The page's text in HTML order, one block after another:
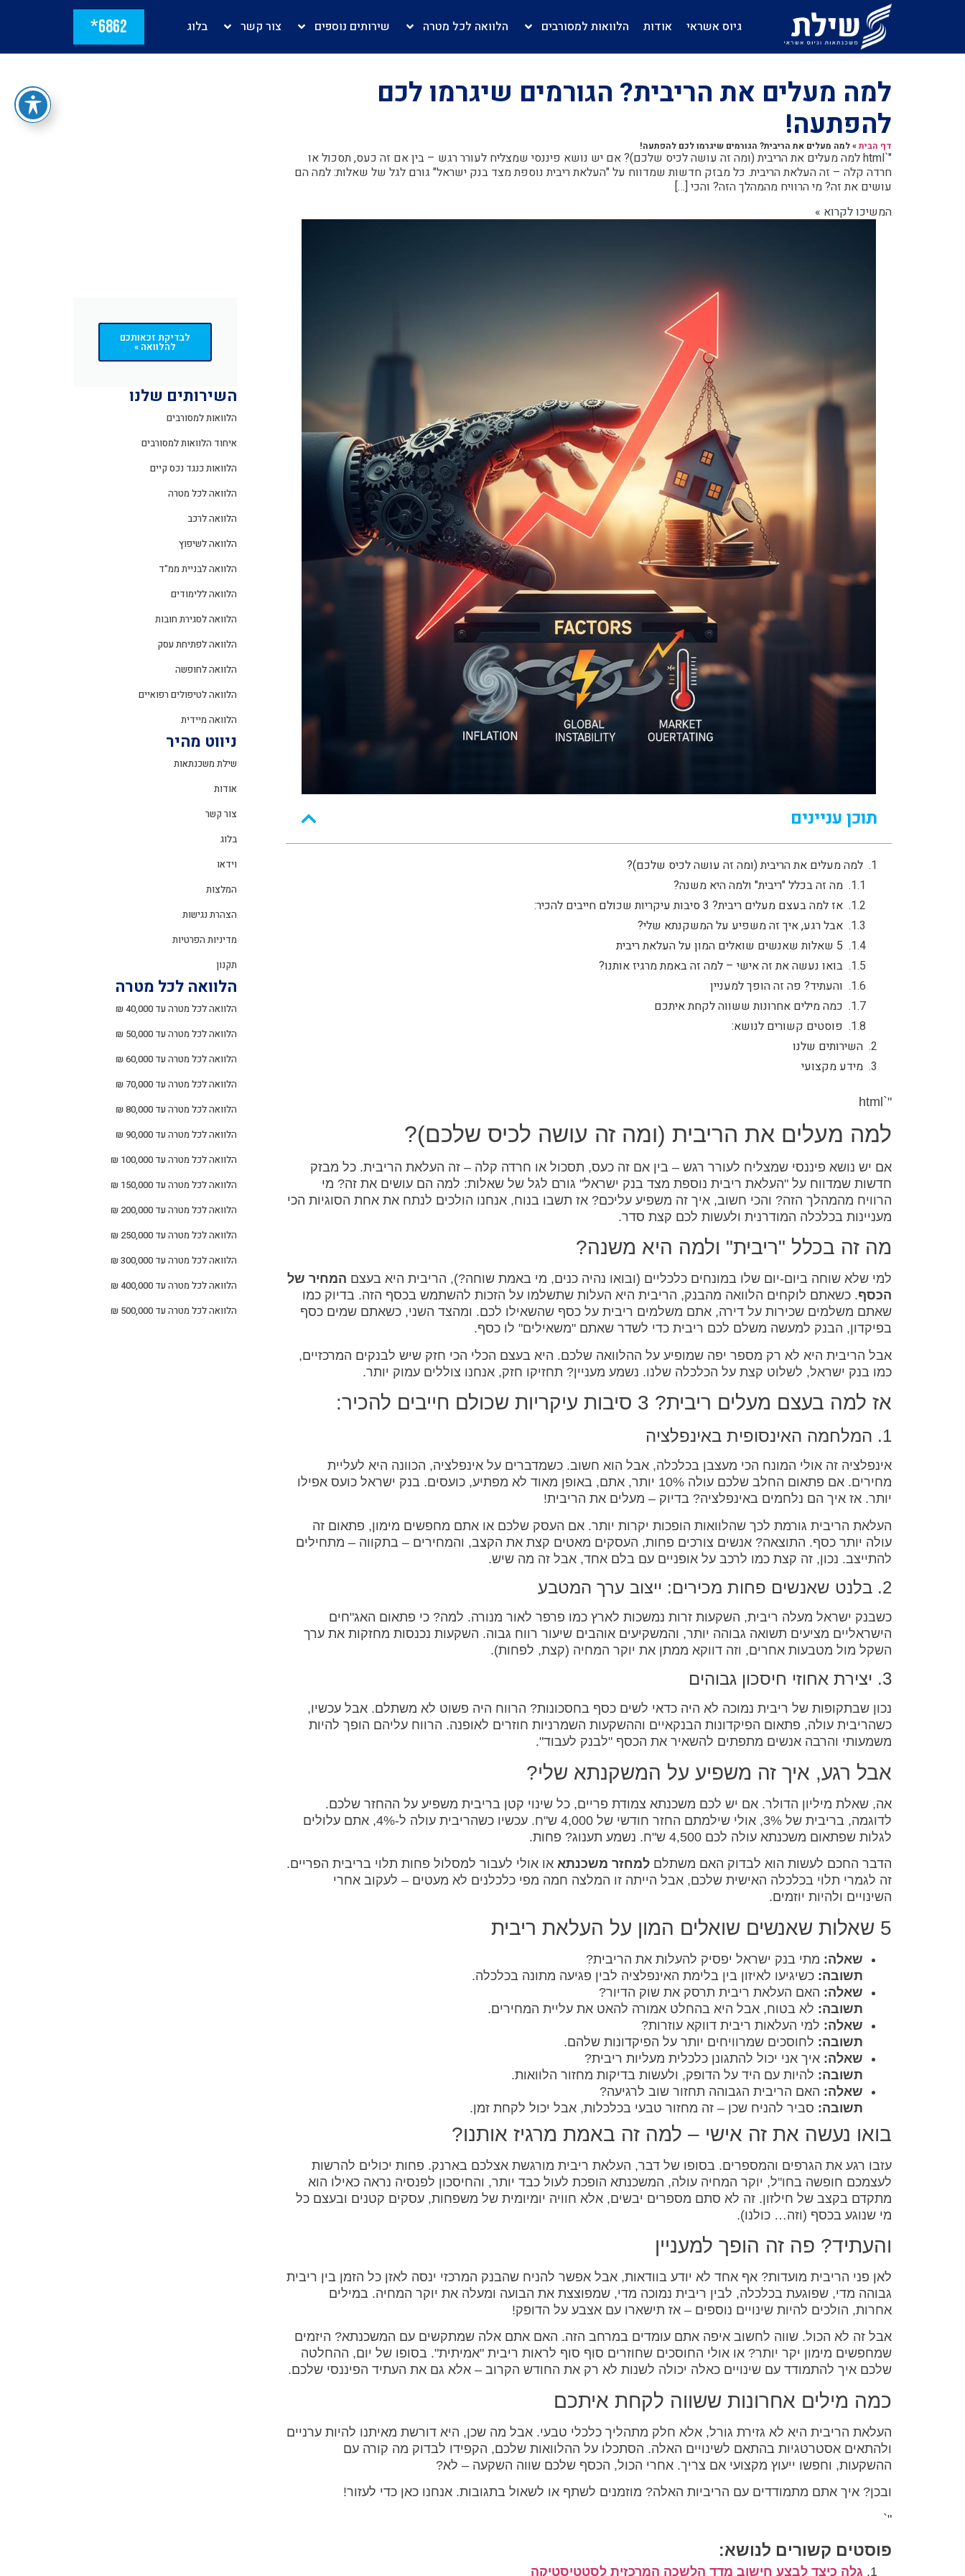
גיוס אשראי אודות הלוואות למסורבים הלוואה לכל מטרה שירותים נוספים צור קשר בלוג 6862*
למה מעלים את הריבית? הגורמים שיגרמו לכם
להפתעה!
דף הבית»למה מעלים את הריבית? הגורמים שיגרמו לכם להפתעה!
"`html למה מעלים את הריבית (ומה זה עושה לכיס שלכם)? אם יש נושא פיננסי שמצליח לעורר רגש – בין אם זה כעס, תסכול או
חרדה קלה – זה העלאת הריבית. כל מבזק חדשות שמדווח על "העלאת ריבית נוספת מצד בנק ישראל" גורם לגל של שאלות: למה הם
עושים את זה? מי הרוויח מהמהלך הזה? והכי […]
המשיכו לקרוא »
תוכן עניינים
למה מעלים את הריבית (ומה זה עושה לכיס שלכם)?
מה זה בכלל "ריבית" ולמה היא משנה?
אז למה בעצם מעלים ריבית? 3 סיבות עיקריות שכולם חייבים להכיר:
אבל רגע, איך זה משפיע על המשקנתא שלי?
5 שאלות שאנשים שואלים המון על העלאת ריבית
בואו נעשה את זה אישי – למה זה באמת מרגיז אותנו?
והעתיד? פה זה הופך למעניין
כמה מילים אחרונות ששווה לקחת איתכם
פוסטים קשורים לנושא:
השירותים שלנו
מידע מקצועי
"`html
למה מעלים את הריבית (ומה זה עושה לכיס שלכם)?
אם יש נושא פיננסי שמצליח לעורר רגש – בין אם זה כעס, תסכול או חרדה קלה – זה העלאת הריבית. כל מבזק
חדשות שמדווח על "העלאת ריבית נוספת מצד בנק ישראל" גורם לגל של שאלות: למה הם עושים את זה? מי
הרוויח מהמהלך הזה? והכי חשוב, איך זה משפיע עליכם? אז תשבו בנוח, אנחנו הולכים לנתח את אחת הסוגיות הכי
מעניינות בכלכלה המודרנית ולעשות לכם קצת סדר.
מה זה בכלל "ריבית" ולמה היא משנה?
למי שלא שוחה ביום-יום שלו במונחים כלכליים (ובואו נהיה כנים, מי באמת שוחה?), הריבית היא בעצם המחיר של
הכסף. כשאתם לוקחים הלוואה מהבנק, הריבית היא העלות שתשלמו על הזכות להשתמש בכסף הזה. בדיוק כמו
שאתם משלמים שכירות על דירה, אתם משלמים ריבית על כסף שהשאילו לכם. ומהצד השני, כשאתם שמים כסף
בפיקדון, הבנק למעשה משלם לכם ריבית כדי לשדר שאתם "משאילים" לו כסף.
אבל הריבית היא לא רק מספר יפה שמופיע על ההלוואה שלכם. היא בעצם הכלי הכי חזק שיש לבנקים המרכזיים,
כמו בנק ישראל, לשלוט קצת על הכלכלה שלנו. נשמע מעניין? תחזיקו חזק, אנחנו צוללים עמוק יותר.
אז למה בעצם מעלים ריבית? 3 סיבות עיקריות שכולם חייבים להכיר:
1. המלחמה האינסופית באינפלציה
אינפלציה זה אולי המונח הכי מעצבן בכלכלה, אבל הוא חשוב. כשמדברים על אינפלציה, הכוונה היא לעליית
מחירים. אם פתאום החלב שלכם עולה 10% יותר, אתם, באופן מאוד לא מפתיע, כועסים. בנק ישראל כועס אפילו
יותר. אז איך הם נלחמים באינפלציה? בדיוק – מעלים את הריבית!
העלאת הריבית גורמת לכך שהלוואות הופכות יקרות יותר. אם העסק שלכם או אתם מחפשים מימון, פתאום זה
עולה יותר כסף. התוצאה? אנשים צורכים פחות, העסקים מאטים קצת את הקצב, והמחירים – בתקווה – מתחילים
להתייצב. נכון, זה קצת כמו לרכב על אופניים עם בלם אחד, אבל זה מה שיש.
2. בלנט שאנשים פחות מכירים: ייצוב ערך המטבע
כשבנק ישראל מעלה ריבית, השקעות זרות נמשכות לארץ כמו פרפר לאור מנורה. למה? כי פתאום האג"חים
הישראליים מציעים תשואה גבוהה יותר, והמשקיעים אוהבים שיעור רווח גבוה. השקעות נכנסות מחזקות את ערך
השקל מול מטבעות אחרים, וזה דווקא ממתן את יוקר המחיה (קצת, לפחות).
3. יצירת אחוזי חיסכון גבוהים
נכון שבתקופות של ריבית נמוכה לא היה כדאי לשים כסף בחסכונות? הרווח היה פשוט לא משתלם. אבל עכשיו,
כשהריבית עולה, פתאום הפיקדונות הבנקאיים וההשקעות השמרניות חוזרים לאופנה. הרווח עליהם הופך להיות
משמעותי והרבה אנשים מתפתים להשאיר את הכסף "לבנק לעבוד".
אבל רגע, איך זה משפיע על המשקנתא שלי?
אה, שאלת מיליון הדולר. אם יש לכם משכנתא צמודת פריים, כל שינוי קטן בריבית משפיע על ההחזר שלכם.
לדוגמה, בריבית של 3%, אולי שילמתם החזר חודשי של 4,000 ש"ח. עכשיו כשהריבית עולה ל-4%, אתם עלולים
לגלות שפתאום משכנתא עולה לכם 4,500 ש"ח. נשמע תענוג? פחות.
הדבר החכם לעשות הוא לבדוק האם משתלם למחזר משכנתא או אולי לעבור למסלול פחות תלוי בריבית הפריים.
זה לגמרי תלוי בכלכלה האישית שלכם, אבל הייתה זו המלצה חמה מפי כלכלנים לא מעטים – לעקוב אחרי
השינויים ולהיות יוזמים.
5 שאלות שאנשים שואלים המון על העלאת ריבית
שאלה: מתי בנק ישראל יפסיק להעלות את הריבית?
תשובה: כשיגיעו לאיזון בין בלימת האינפלציה לבין פגיעה מתונה בכלכלה.
שאלה: האם העלאת ריבית תרסק את שוק הדיור?
תשובה: לא בטוח, אבל היא בהחלט אמורה להאט את עליית המחירים.
שאלה: למי העלאות ריבית דווקא עוזרות?
תשובה: לחוסכים שמרוויחים יותר על הפיקדונות שלהם.
שאלה: איך אני יכול להתגונן כלכלית מעליות ריבית?
תשובה: להיות עם היד על הדופק, ולעשות בדיקות מחזור הלוואות.
שאלה: האם הריבית הגבוהה תחזור שוב לרגיעה?
תשובה: סביר להניח שכן – זה מחזור טבעי בכלכלות, אבל יכול לקחת זמן.
בואו נעשה את זה אישי – למה זה באמת מרגיז אותנו?
עזבו רגע את הגרפים והמספרים. בסופו של דבר, העלאת ריבית מורגשת אצלכם בארנק. פחות יכולים להרשות
לעצמכם חופשה בחו"ל, יוקר המחיה עולה, המשכנתא הופכת לעול כבד יותר, והחיסכון לפנסיה נראה כאילו הוא
מתקדם בקצב של חילזון. זה לא סתם מספרים יבשים, אלא חוויה יומיומית של משפחות, עסקים קטנים ובעצם כל
מי שנוגע בכסף (וזה… כולנו).
והעתיד? פה זה הופך למעניין
לאן פני הריבית מועדות? אף אחד לא יודע בוודאות, אבל אפשר להניח שהבנק המרכזי ינסה לאזן כל הזמן בין ריבית
גבוהה מדי, שפוגעת בכלכלה, לבין ריבית נמוכה מדי, שמפוצצת את הבועה ומעלה את יוקר המחיה. במילים
אחרות, הולכים להיות שינויים נוספים – אז תישארו עם אצבע על הדופק!
אבל זה לא הכול. שווה לחשוב איפה אתם עומדים במרחב הזה. האם אתם אלה שמתקשים עם המשכנתא? היזמים
שמחפשים מימון יקר יותר? או אולי החוסכים שחוזרים סוף סוף לראות ריבית "אמיתית". בסופו של יום, ההחלטה
שלכם איך להתמודד עם שינויים כאלה יכולה לשנות לא רק את החודש הקרוב – אלא גם את העתיד הפיננסי שלכם.
כמה מילים אחרונות ששווה לקחת איתכם
העלאת הריבית היא לא גזירת גורל, אלא חלק מתהליך כלכלי טבעי. אבל מה שכן, היא דורשת מאיתנו להיות ערניים
ולהתאים אסטרטגיות בהתאם לשינויים האלה. הסתכלו על ההלוואות שלכם, הקפידו לבדוק מה קורה עם
ההשקעות, וחפשו ייעוץ מקצועי אם צריך. אחרי הכול, הכסף שלכם שווה השקעה – לא?
ובכן? איך אתם מתמודדים עם הריביות האלה? מוזמנים לשתף או לשאול בתגובות. אנחנו כאן כדי לעזור!
"`
פוסטים קשורים לנושא:
גלה כיצד לבצע חישוב מדד הלשכה המרכזית לסטטיסטיקה
לבדיקת זכאותכם
להלוואה »
השירותים שלנו
הלוואות למסורבים
איחוד הלוואות למסורבים
הלוואות כנגד נכס קיים
הלוואה לכל מטרה
הלוואה לרכב
הלוואה לשיפוץ
הלוואה לבניית ממ"ד
הלוואה ללימודים
הלוואה לסגירת חובות
הלוואה לפתיחת עסק
הלוואה לחופשה
הלוואה לטיפולים רפואיים
הלוואה מיידית
ניווט מהיר
שילת משכנתאות
אודות
צור קשר
בלוג
וידאו
המלצות
הצהרת נגישות
מדיניות הפרטיות
תקנון
הלוואה לכל מטרה
הלוואה לכל מטרה עד 40,000 ₪
הלוואה לכל מטרה עד 50,000 ₪
הלוואה לכל מטרה עד 60,000 ₪
הלוואה לכל מטרה עד 70,000 ₪
הלוואה לכל מטרה עד 80,000 ₪
הלוואה לכל מטרה עד 90,000 ₪
הלוואה לכל מטרה עד 100,000 ₪
הלוואה לכל מטרה עד 150,000 ₪
הלוואה לכל מטרה עד 200,000 ₪
הלוואה לכל מטרה עד 250,000 ₪
הלוואה לכל מטרה עד 300,000 ₪
הלוואה לכל מטרה עד 400,000 ₪
הלוואה לכל מטרה עד 500,000 ₪